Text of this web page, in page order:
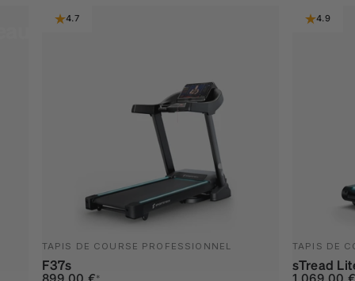
4.7
TAPIS DE COURSE PROFESSIONNEL
F37s
*
4.9
TAPIS DE
sTread